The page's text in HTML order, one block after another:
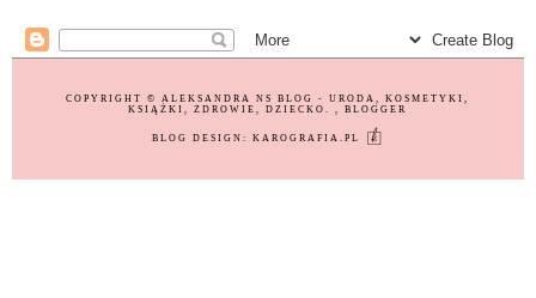
COPYRIGHT © ALEKSANDRA NS BLOG - URODA, KOSMETYKI,
KSIĄŻKI, ZDROWIE, DZIECKO.
, BLOGGER
BLOG DESIGN:KAROGRAFIA.PL